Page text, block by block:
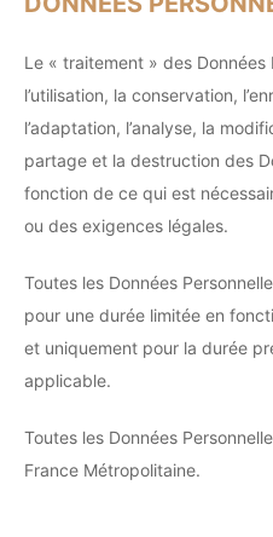
Le « traitement » des
l’utilisation, la conservation,
l’adaptation, l’analyse, la
partage et la destruction des
fonction de ce qui est
ou des exigences légales.
Toutes les Données
pour une durée limitée en
et uniquement pour la durée
applicable.
Toutes les Données
France Métropolitaine.